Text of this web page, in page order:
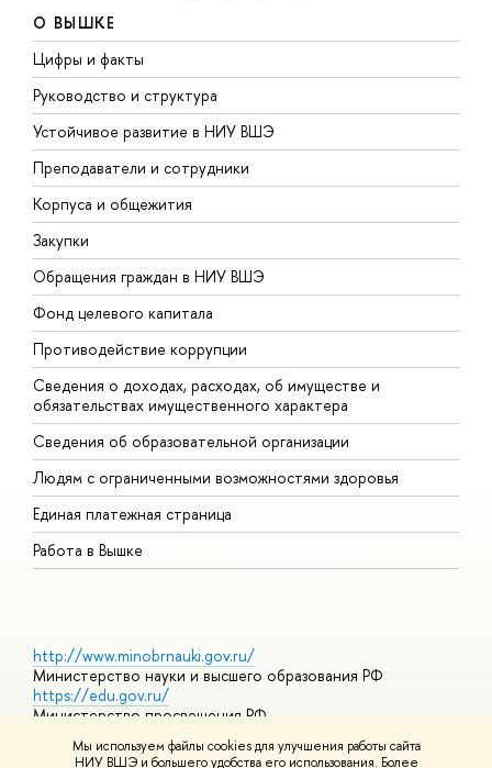
Мы используем файлы cookies для улучшения работы сайта
НИУ ВШЭ и большего удобства его использования. Более
О ВЫШКЕ
Цифры и факты
Руководство и структура
Устойчивое развитие в НИУ ВШЭ
Преподаватели и сотрудники
Корпуса и общежития
Закупки
Обращения граждан в НИУ ВШЭ
Фонд целевого капитала
Противодействие коррупции
Сведения о доходах, расходах, об имуществе и
обязательствах имущественного характера
Сведения об образовательной организации
Людям с ограниченными возможностями здоровья
Единая платежная страница
Работа в Вышке
http://www.minobrnauki.gov.ru/
Министерство науки и высшего образования РФ
https://edu.gov.ru/
Министерство просвещения РФ
https://elearning.hse.ru/mooc
Массовые открытые онлайн-курсы